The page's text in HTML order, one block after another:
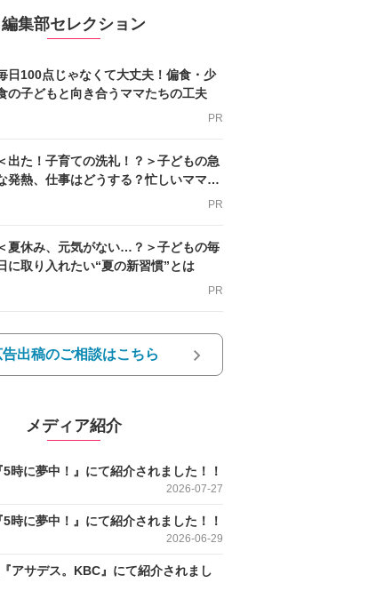
編集部セレクション
日100点じゃなくて大丈夫！偏食・少
の子どもと向き合うママたちの工夫
PR
出た！子育ての洗礼！？＞子どもの急
発熱、仕事はどうする？忙しいママを
PR
夏休み、元気がない…？＞子どもの毎
に取り入れたい“夏の新習慣”とは
PR
告出稿のご相談はこちら
メディア紹介
時に夢中！』にて紹介されました！！
2026-07-27
時に夢中！』にて紹介されました！！
2026-06-29
アサデス。KBC』にて紹介されまし